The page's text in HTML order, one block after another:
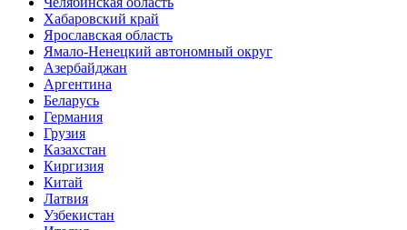
Хабаровский край
Ярославская область
Ямало-Ненецкий автономный округ
Азербайджан
Аргентина
Беларусь
Германия
Грузия
Казахстан
Киргизия
Китай
Латвия
Узбекистан